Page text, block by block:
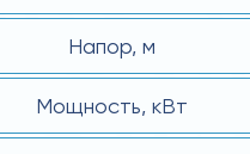
Напор, м
Мощность, кВт